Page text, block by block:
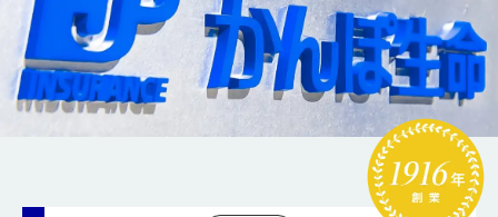
English